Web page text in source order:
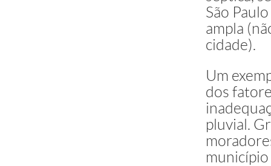
São
ampla
cidade).
Um
dos
pluvial.